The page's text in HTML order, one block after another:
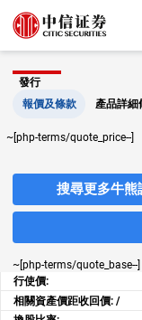
發行
報價及條款
產品詳細
~[php-terms/quote_price--]
搜尋更多牛熊
~[php-terms/quote_base--]
行使價:
相關資產價距收回價: /